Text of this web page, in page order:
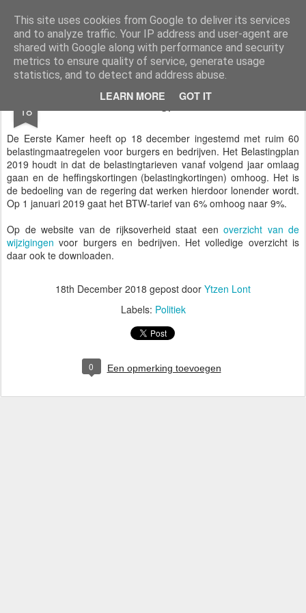
This site uses cookies from Google to deliver its services
and to analyze traffic. Your IP address and user-agent are
shared with Google along with performance and security
metrics to ensure quality of service, generate usage
statistics, and to detect and address abuse.
LEARN MORE GOT IT
Styloblog Stylo is secretariaat en tekstredactie Ytzen Lont
Pages
18 Belastingplan 2019
De Eerste Kamer heeft op 18 december ingestemd met ruim 60
belastingmaatregelen voor burgers en bedrijven. Het Belastingplan
2019 houdt in dat de belastingtarieven vanaf volgend jaar omlaag
gaan en de heffingskortingen (belastingkortingen) omhoog. Het is
de bedoeling van de regering dat werken hierdoor lonender wordt.
Op 1 januari 2019 gaat het BTW-tarief van 6% omhoog naar 9%.
Op de website van de rijksoverheid staat een overzicht van de
wijzigingen voor burgers en bedrijven. Het volledige overzicht is
daar ook te downloaden.
18th December 2018 gepost door Ytzen Lont
Labels: Politiek
0 Een opmerking toevoegen